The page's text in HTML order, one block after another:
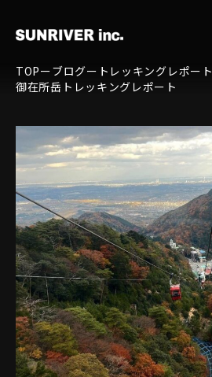
TOPーブログー トレッキングレポート
御在所岳トレッキングレポート